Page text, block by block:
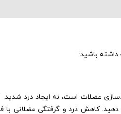
داشته باشید:
عضلات است، نه ایجاد درد شدید.
کاهش درد و گرفتگی عضلانی با